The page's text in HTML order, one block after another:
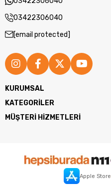
03422306040
[email protected]
KURUMSAL
KATEGORİLER
MÜŞTERİ HİZMETLERİ
Apple Store